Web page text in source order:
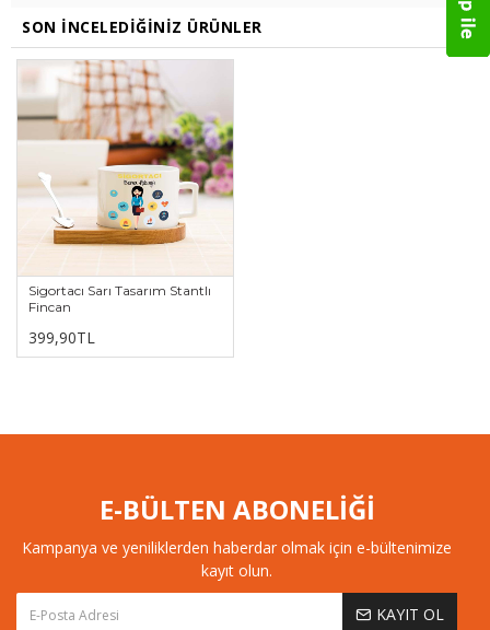
SON İNCELEDIĞINIZ ÜRÜNLER
Sigortacı Sarı Tasarım Stantlı
Fincan
399,90TL
E-BÜLTEN ABONELİĞİ
Kampanya ve yeniliklerden haberdar olmak için e-bültenimize
kayıt olun.
KAYIT OL